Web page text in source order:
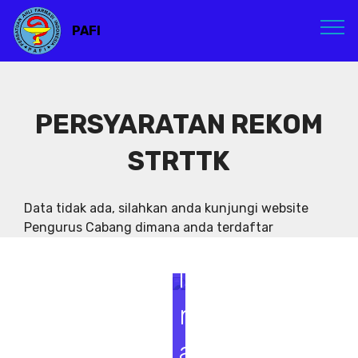
PAFI
PERSYARATAN REKOM
STRTTK
Data tidak ada, silahkan anda kunjungi website
Pengurus Cabang dimana anda terdaftar
S
e
m
i
n
a